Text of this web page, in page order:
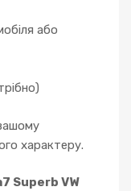
або
характеру.
Superb VW